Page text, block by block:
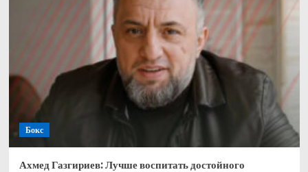
Бокс
Ахмед Газгириев: Лучше воспитать достойного